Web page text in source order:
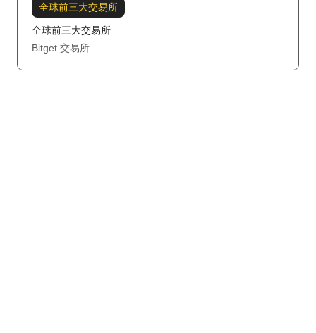
全球前三大交易所
全球前三大交易所
Bitget 交易所